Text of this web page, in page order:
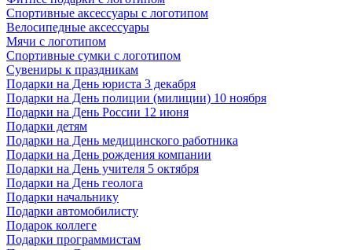
Спортивные аксессуары с логотипом
Велосипедные аксессуары
Мячи с логотипом
Спортивные сумки с логотипом
Сувениры к праздникам
Подарки на День юриста 3 декабря
Подарки на День полиции (милиции) 10 ноября
Подарки на День России 12 июня
Подарки детям
Подарки на День медицинского работника
Подарки на День рождения компании
Подарки на День учителя 5 октября
Подарки на День геолога
Подарки начальнику
Подарки автомобилисту
Подарок коллеге
Подарки программистам